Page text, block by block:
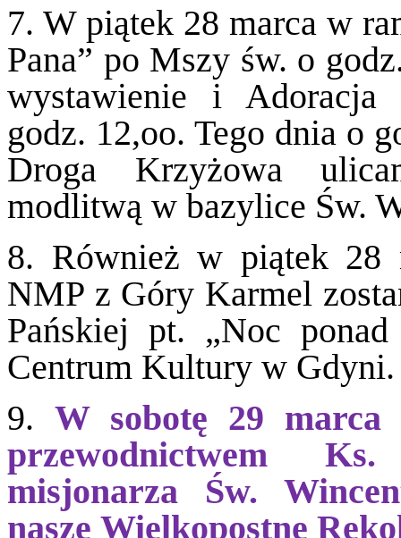
7. W piątek 28 marca w
Pana” po Mszy św. o
wystawienie i Adoracja
godz. 12,oo. Tego dnia o
Droga Krzyżowa
modlitwą w bazylice Św.
8. Również w piątek 28
NMP z Góry Karmel
Pańskiej pt. „Noc
Centrum Kultury w Gdyni.
9. W sobotę 29 marca
przewodnictwem
misjonarza Św.
nasze Wielkopostne